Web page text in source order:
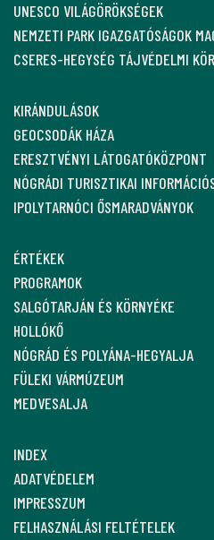
UNESCO VILÁGÖRÖKSÉGEK
NEMZETI PARK IGAZGATÓSÁGOK
CSERES-HEGYSÉG TÁJVÉDELMI
KIRÁNDULÁSOK
GEOCSODÁK HÁZA
ERESZTVÉNYI LÁTOGATÓKÖZPONT
NÓGRÁDI TURISZTIKAI
IPOLYTARNÓCI ŐSMARADVÁNYOK
ÉRTÉKEK
PROGRAMOK
SALGÓTARJÁN ÉS KÖRNYÉKE
HOLLÓKŐ
NÓGRÁD ÉS POLYÁNA-HEGYALJA
FÜLEKI VÁRMÚZEUM
MEDVESALJA
INDEX
ADATVÉDELEM
IMPRESSZUM
FELHASZNÁLÁSI FELTÉTELEK